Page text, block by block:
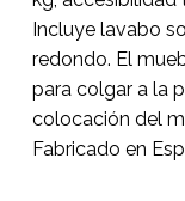
Incluye lavabo
redondo. El
para colgar a la
colocación del
Fabricado en